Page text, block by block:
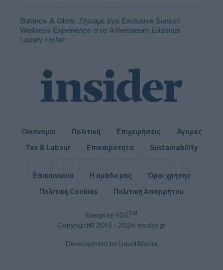
Balance & Glow: Ζήσαμε ένα Exclusive Sunset
Wellness Experience στο Athenaeum Eridanus
Luxury Hotel
Οικονομία Πολιτική Επιχειρήσεις
Αγορές
Tax & Labour
Επικαιρότητα Sustainability
Design by SDGTM
Copyright© 2013 - 2026 insider.gr
Επικοινωνία Η ομάδα μας
Όροι χρήσης
Πολιτική Cookies
Πολιτική Απορρήτου
Development by Liquid Media